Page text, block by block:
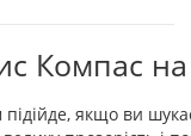
Компас на
якщо ви